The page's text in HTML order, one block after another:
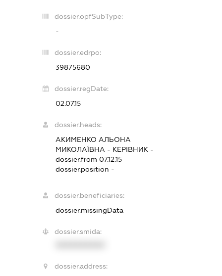
dossier.opfSubType:
-
dossier.edrpo:
39875680
dossier.regDate:
02.07.15
dossier.heads:
АКИМЕНКО АЛЬОНА
МИКОЛАЇВНА - КЕРІВНИК -
dossier.from 07.12.15
dossier.position -
dossier.beneficiaries:
dossier.missingData
dossier.smida:
dossier.address: